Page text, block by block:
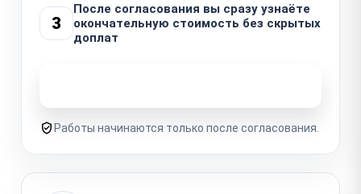
3
После согласования вы сразу узнаёте
окончательную стоимость без скрытых
доплат
Работы начинаются только после согласования.